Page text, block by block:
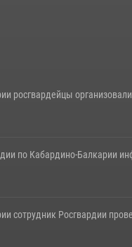
росгвардейцы
по Кабардино-Балкарии
сотрудник Росгвардии